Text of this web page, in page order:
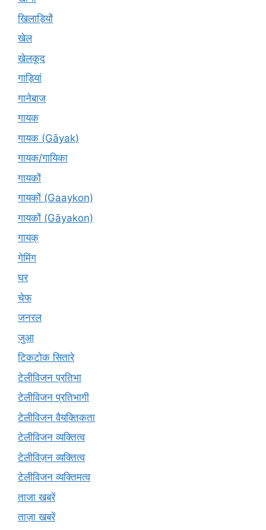
खिलाड़ियों
खेल
खेलकूद
गाड़ियां
गानेबाज
गायक
गायक (Gāyak)
गायक/गायिका
गायकों
गायकों (Gaaykon)
गायकों (Gāyakon)
गायक्
गेमिंग
घर
चेफ
जनरल
जुआ
टिकटोक सितारे
टेलीविजन प्रतिभा
टेलीविजन प्रतिभागी
टेलीविजन वैयक्तिकता
टेलीविजन व्यक्तित्व
टेलीविज़न व्यक्तित्व
टेलीविजन व्यक्तिमत्व
ताजा खबरें
ताज़ा खबरें